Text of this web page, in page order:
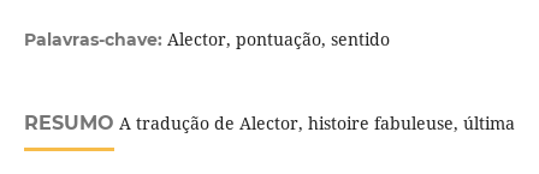
Palavras-chave: Alector, pontuação, sentido
RESUMO A tradução de Alector, histoire fabuleuse, última